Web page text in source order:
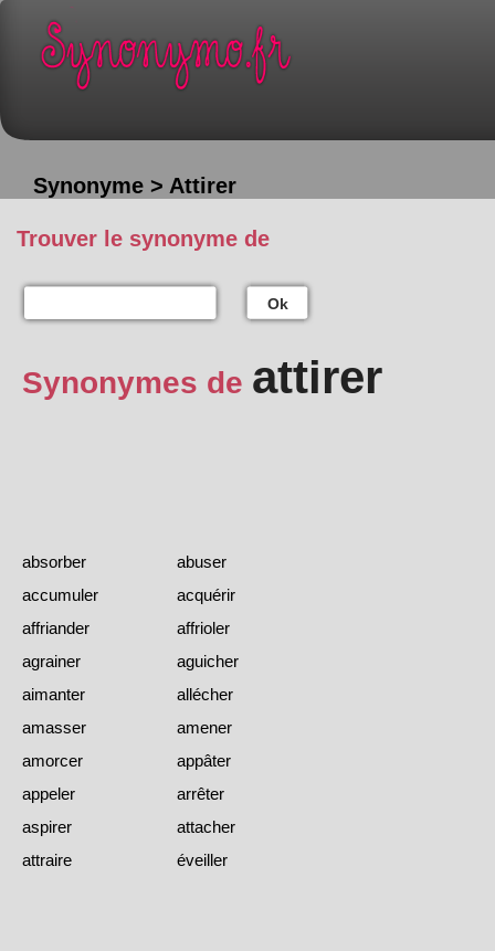
Synonyme > Attirer
Trouver le synonyme de
Ok
Synonymes de attirer
absorber
abuser
accumuler
acquérir
affriander
affrioler
agrainer
aguicher
aimanter
allécher
amasser
amener
amorcer
appâter
appeler
arrêter
aspirer
attacher
attraire
éveiller